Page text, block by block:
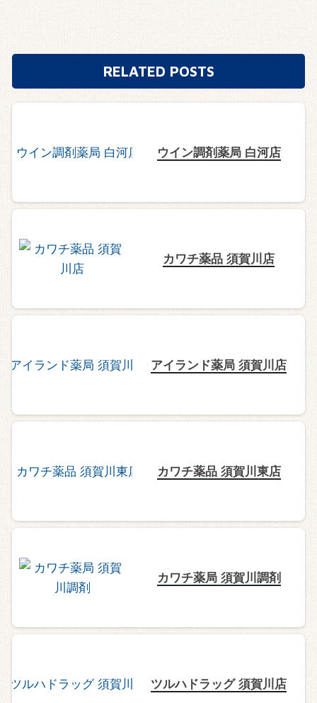
RELATED POSTS
ウイン調剤薬局 白河店
カワチ薬品 須賀川店
アイランド薬局 須賀川店
カワチ薬品 須賀川東店
カワチ薬局 須賀川調剤
ツルハドラッグ 須賀川店